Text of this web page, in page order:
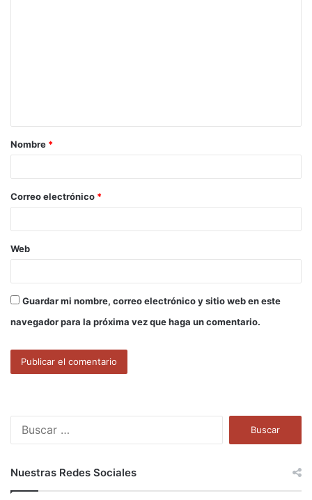
a
r
*
Nombre *
Correo electrónico *
Web
Guardar mi nombre, correo electrónico y sitio web en este
navegador para la próxima vez que haga un comentario.
Nuestras Redes Sociales